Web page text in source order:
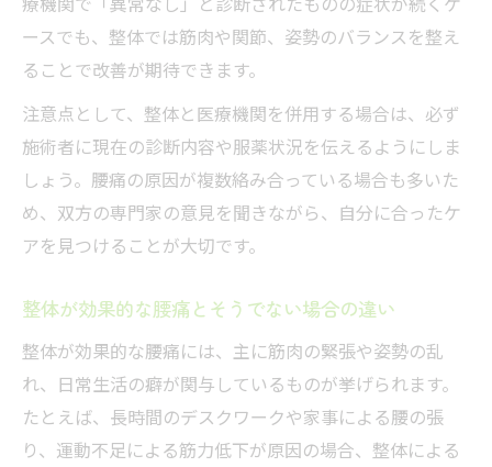
ースでも、整体では筋肉や関節、姿勢のバランスを整え
ることで改善が期待できます。
注意点として、整体と医療機関を併用する場合は、必ず
施術者に現在の診断内容や服薬状況を伝えるようにしま
しょう。腰痛の原因が複数絡み合っている場合も多いた
め、双方の専門家の意見を聞きながら、自分に合ったケ
アを見つけることが大切です。
整体が効果的な腰痛とそうでない場合の違い
整体が効果的な腰痛には、主に筋肉の緊張や姿勢の乱
れ、日常生活の癖が関与しているものが挙げられます。
たとえば、長時間のデスクワークや家事による腰の張
り、運動不足による筋力低下が原因の場合、整体による